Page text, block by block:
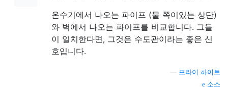
온수기에서 나오는 파이프 (물 쪽이있는 상단)
와 벽에서 나오는 파이프를 비교합니다. 그들
이 일치한다면, 그것은 수도관이라는 좋은 신
호입니다.
프라이 하이트
소스